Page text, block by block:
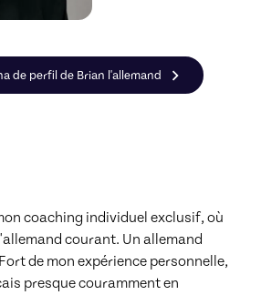
de perfil de Brian l'allemand
coaching individuel exclusif, où
courant. Un allemand
de mon expérience personnelle,
presque couramment en